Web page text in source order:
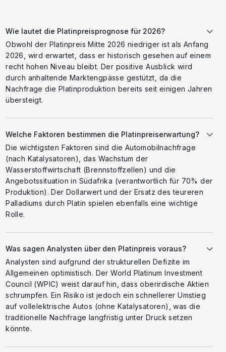
Wie lautet die Platinpreisprognose für 2026?
Obwohl der Platinpreis Mitte 2026 niedriger ist als Anfang
2026, wird erwartet, dass er historisch gesehen auf einem
recht hohen Niveau bleibt. Der positive Ausblick wird
durch anhaltende Marktengpässe gestützt, da die
Nachfrage die Platinproduktion bereits seit einigen Jahren
übersteigt.
Welche Faktoren bestimmen die Platinpreiserwartung?
Die wichtigsten Faktoren sind die Automobilnachfrage
(nach Katalysatoren), das Wachstum der
Wasserstoffwirtschaft (Brennstoffzellen) und die
Angebotssituation in Südafrika (verantwortlich für 70% der
Produktion). Der Dollarwert und der Ersatz des teureren
Palladiums durch Platin spielen ebenfalls eine wichtige
Rolle.
Was sagen Analysten über den Platinpreis voraus?
Analysten sind aufgrund der strukturellen Defizite im
Allgemeinen optimistisch. Der World Platinum Investment
Council (WPIC) weist darauf hin, dass oberirdische Aktien
schrumpfen. Ein Risiko ist jedoch ein schnellerer Umstieg
auf vollelektrische Autos (ohne Katalysatoren), was die
traditionelle Nachfrage langfristig unter Druck setzen
könnte.